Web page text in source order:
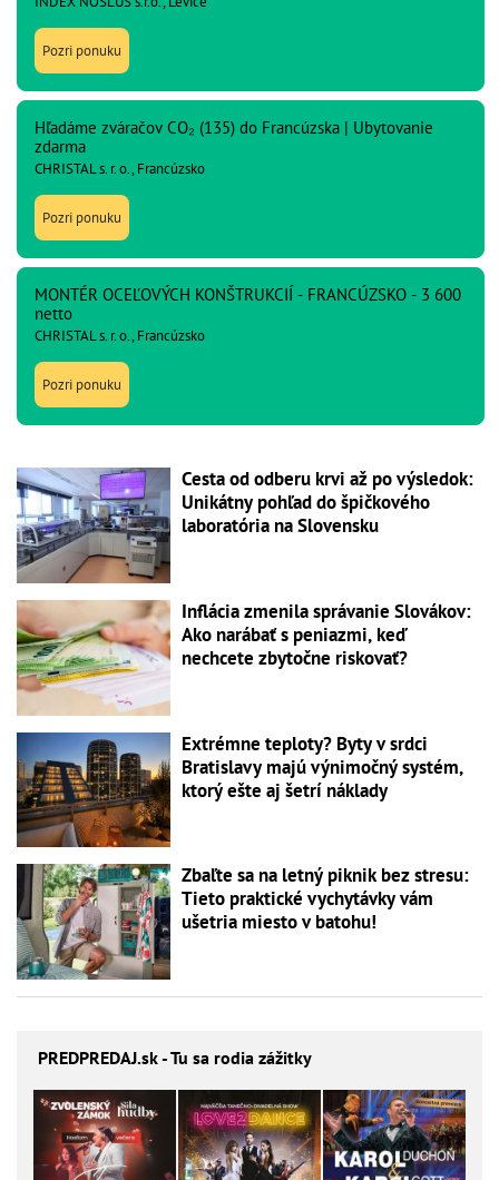
Pozri ponuku
Hľadáme zváračov CO₂ (135) do Francúzska | Ubytovanie
zdarma
CHRISTAL s. r. o., Francúzsko
Pozri ponuku
MONTÉR OCEĽOVÝCH KONŠTRUKCIÍ - FRANCÚZSKO - 3 600
netto
CHRISTAL s. r. o., Francúzsko
Pozri ponuku
Cesta od odberu krvi až po výsledok:
Unikátny pohľad do špičkového
laboratória na Slovensku
Inflácia zmenila správanie Slovákov:
Ako narábať s peniazmi, keď
nechcete zbytočne riskovať?
Extrémne teploty? Byty v srdci
Bratislavy majú výnimočný systém,
ktorý ešte aj šetrí náklady
Zbaľte sa na letný piknik bez stresu:
Tieto praktické vychytávky vám
ušetria miesto v batohu!
PREDPREDAJ.sk - Tu sa rodia zážitky